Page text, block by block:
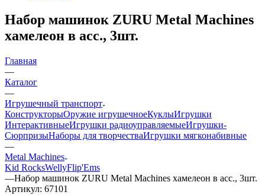
Набор машинок ZURU Metal Machines
хамелеон в асс., 3шт.
Главная
—
Каталог
—
Игрушечный транспорт
КонструкторыОружие игрушечноеКуклыИгрушки
ИнтерактивныеИгрушки радиоуправляемыеИгрушки-
СюрпризыНаборы для творчестваИгрушки мягконабивные
—
Metal Machines
Kid RocksWellyFlip'Ems
—Набор машинок ZURU Metal Machines хамелеон в асс., 3шт.
Артикул: 67101